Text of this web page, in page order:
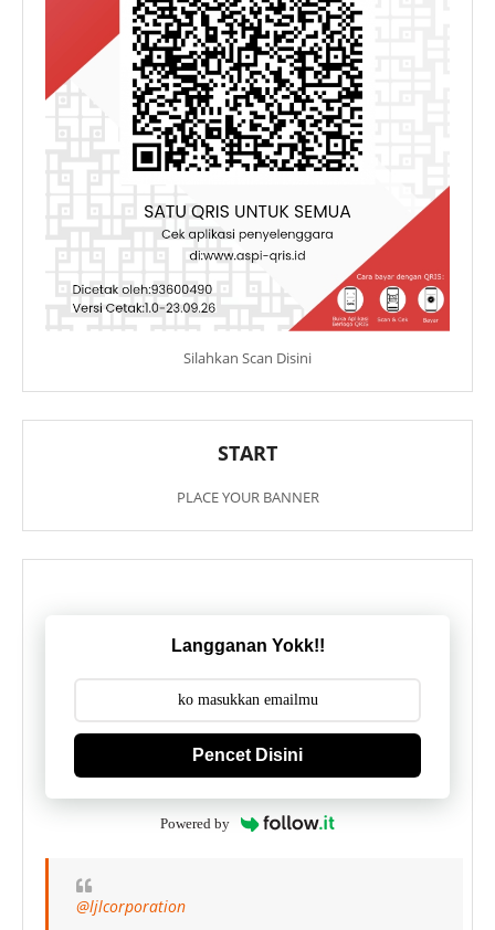
Silahkan Scan Disini
START
PLACE YOUR BANNER
Langganan Yokk!!
Pencet Disini
Powered by
@ljlcorporation